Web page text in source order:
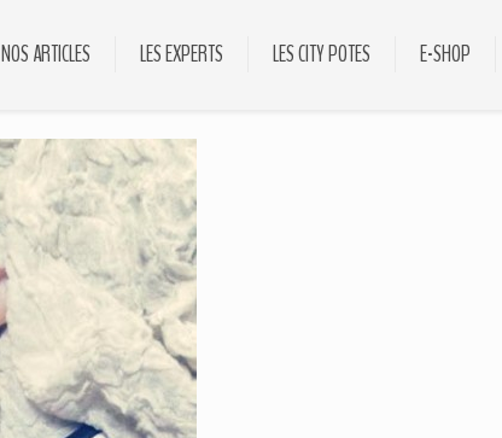
NOS ARTICLES LES EXPERTS LES CITY POTES E-SHOP